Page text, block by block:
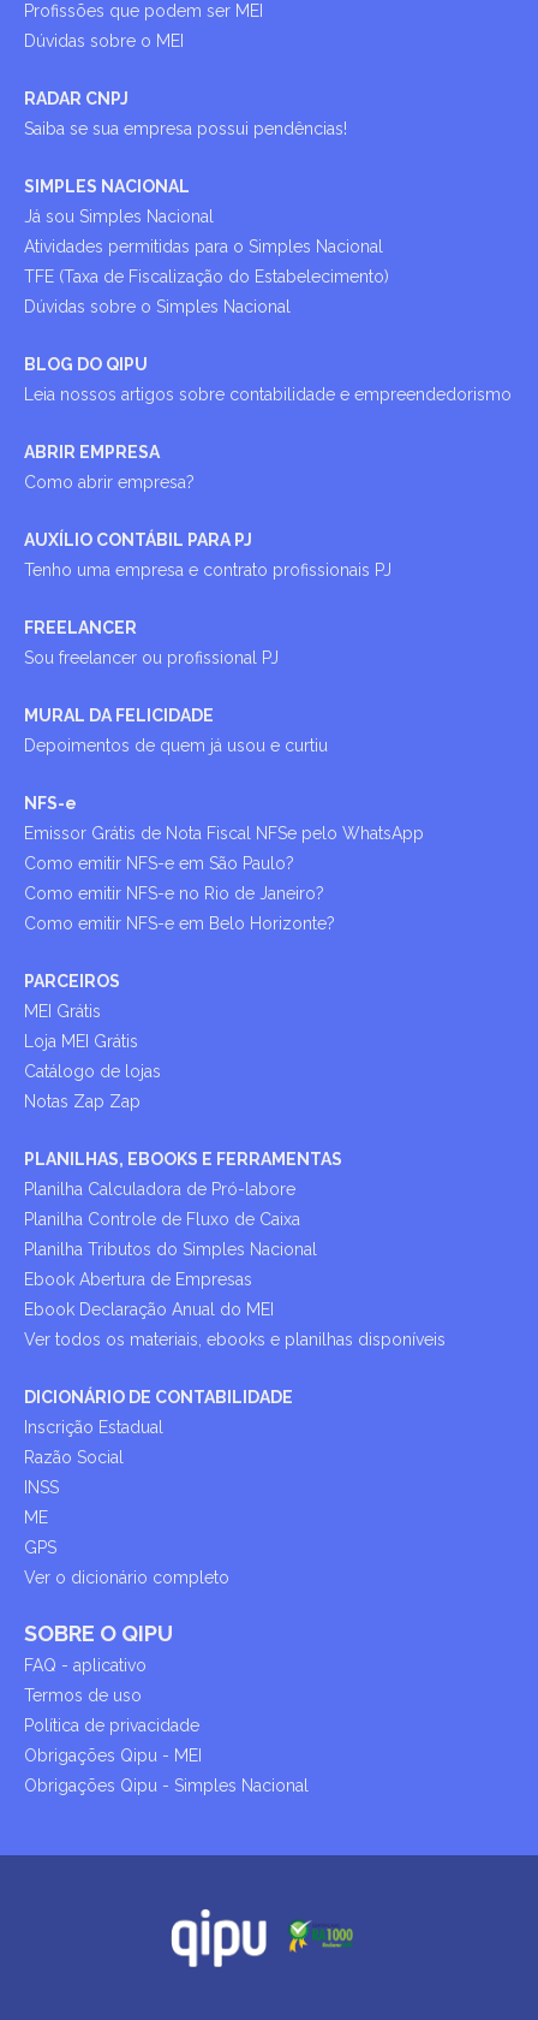
Profissões que podem ser MEI
Dúvidas sobre o MEI
RADAR CNPJ
Saiba se sua empresa possui pendências!
SIMPLES NACIONAL
Já sou Simples Nacional
Atividades permitidas para o Simples Nacional
TFE (Taxa de Fiscalização do Estabelecimento)
Dúvidas sobre o Simples Nacional
BLOG DO QIPU
Leia nossos artigos sobre contabilidade e empreendedorismo
ABRIR EMPRESA
Como abrir empresa?
AUXÍLIO CONTÁBIL PARA PJ
Tenho uma empresa e contrato profissionais PJ
FREELANCER
Sou freelancer ou profissional PJ
MURAL DA FELICIDADE
Depoimentos de quem já usou e curtiu
NFS-e
Emissor Grátis de Nota Fiscal NFSe pelo WhatsApp
Como emitir NFS-e em São Paulo?
Como emitir NFS-e no Rio de Janeiro?
Como emitir NFS-e em Belo Horizonte?
PARCEIROS
MEI Grátis
Loja MEI Grátis
Catálogo de lojas
Notas Zap Zap
PLANILHAS, EBOOKS E FERRAMENTAS
Planilha Calculadora de Pró-labore
Planilha Controle de Fluxo de Caixa
Planilha Tributos do Simples Nacional
Ebook Abertura de Empresas
Ebook Declaração Anual do MEI
Ver todos os materiais, ebooks e planilhas disponíveis
DICIONÁRIO DE CONTABILIDADE
Inscrição Estadual
Razão Social
INSS
ME
GPS
Ver o dicionário completo
SOBRE O QIPU
FAQ - aplicativo
Termos de uso
Política de privacidade
Obrigações Qipu - MEI
Obrigações Qipu - Simples Nacional